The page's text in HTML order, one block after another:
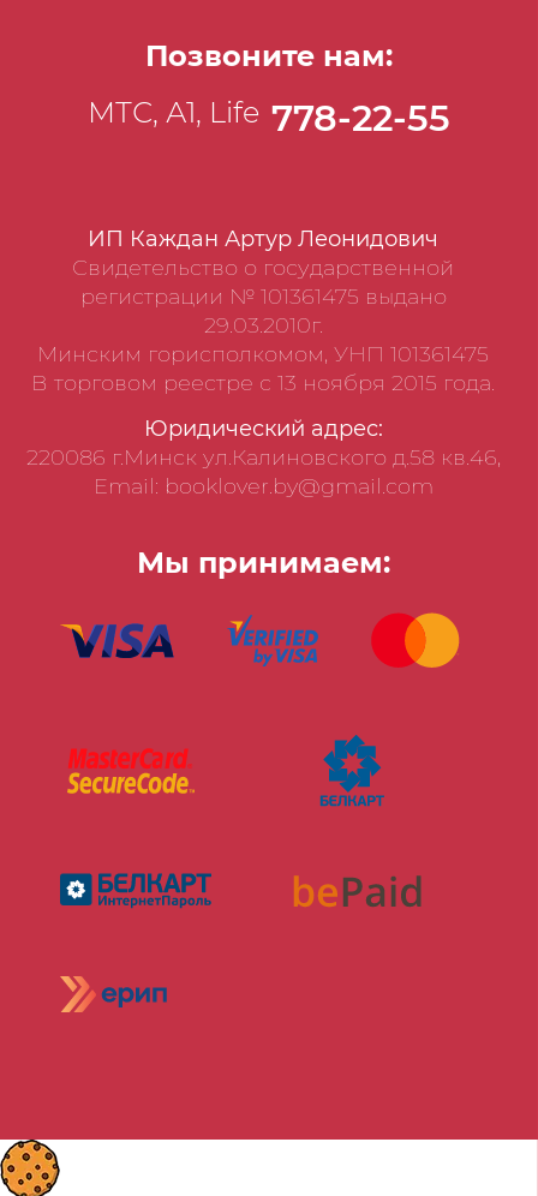
ИП Каждан Артур Леонидович
Свидетельство о государственной
регистрации № 101361475 выдано
29.03.2010г.
Минским горисполкомом, УНП 101361475
В торговом реестре с 13 ноября 2015 года.
Юридический адрес:
220086 г.Минск ул.Калиновского д.58 кв.46,
Email: booklover.by@gmail.com
Мы принимаем:
Позвоните нам:
МТС, А1, Life 778-22-55